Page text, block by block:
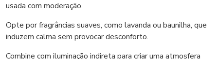
usada com moderação.
Opte por fragrâncias suaves, como lavanda ou baunilha, que
induzem calma sem provocar desconforto.
Combine com iluminação indireta para criar uma atmosfera